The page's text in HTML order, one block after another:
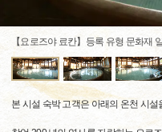
【요로즈야 료칸】등록 유형 문화재
본 시설 숙박 고객은 아래의 온천 시